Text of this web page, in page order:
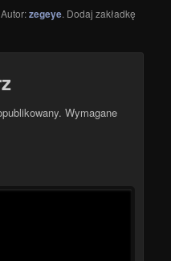
Autor:zegeye. Dodaj zakładkę
Wymagane